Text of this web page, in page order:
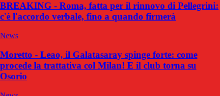
BREAKING - Roma, fatta per il rinnovo di Pellegrini:
c'è l'accordo verbale, fino a quando firmerà
News
Moretto - Leao, il Galatasaray spinge forte: come
procede la trattativa col Milan! E il club torna su
Osorio